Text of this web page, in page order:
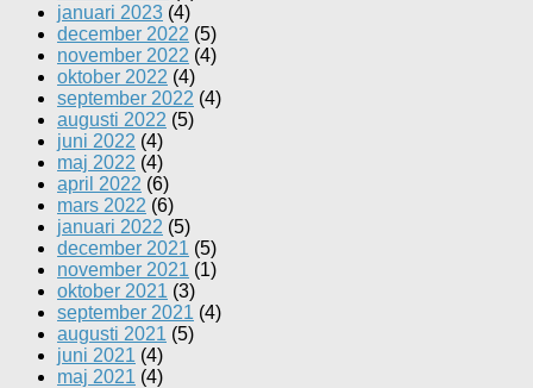
januari 2023 (4)
december 2022 (5)
november 2022 (4)
oktober 2022 (4)
september 2022 (4)
augusti 2022 (5)
juni 2022 (4)
maj 2022 (4)
april 2022 (6)
mars 2022 (6)
januari 2022 (5)
december 2021 (5)
november 2021 (1)
oktober 2021 (3)
september 2021 (4)
augusti 2021 (5)
juni 2021 (4)
maj 2021 (4)